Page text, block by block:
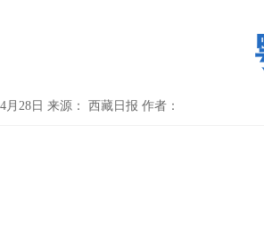
月28日 来源： 西藏日报 作者：